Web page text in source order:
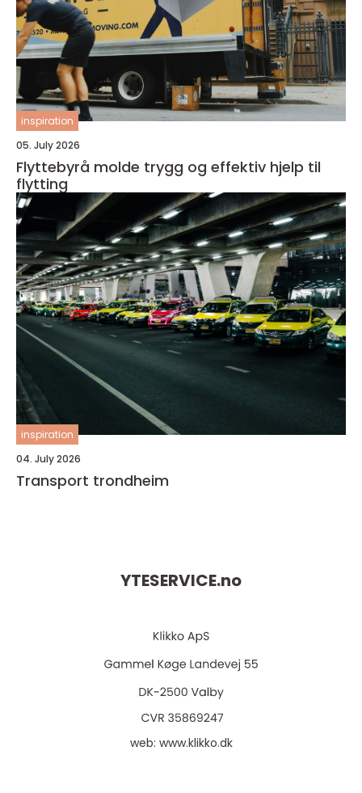
inspiration
05. July 2026
Flyttebyrå molde trygg og effektiv hjelp til
flytting
inspiration
04. July 2026
Transport trondheim
YTESERVICE.no
web: www.klikko.dk